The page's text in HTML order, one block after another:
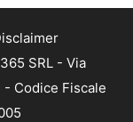
SRL - Via
- Codice Fiscale